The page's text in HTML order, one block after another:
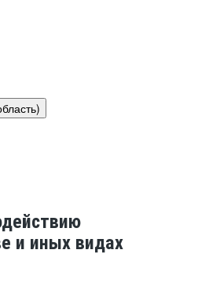
и иных видах